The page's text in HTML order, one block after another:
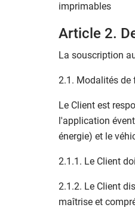
imprimables
Article 2.
La souscription
2.1. Modalités de
Le Client est
l'application
énergie) et le
2.1.1. Le Client
2.1.2. Le Client
maîtrise et